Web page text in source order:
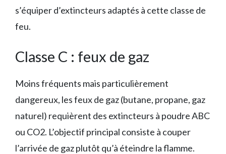
s’équiper d’extincteurs adaptés à cette classe de
feu.
Classe C : feux de gaz
Moins fréquents mais particulièrement
dangereux, les feux de gaz (butane, propane, gaz
naturel) requièrent des extincteurs à poudre ABC
ou CO2. L’objectif principal consiste à couper
l’arrivée de gaz plutôt qu’à éteindre la flamme.